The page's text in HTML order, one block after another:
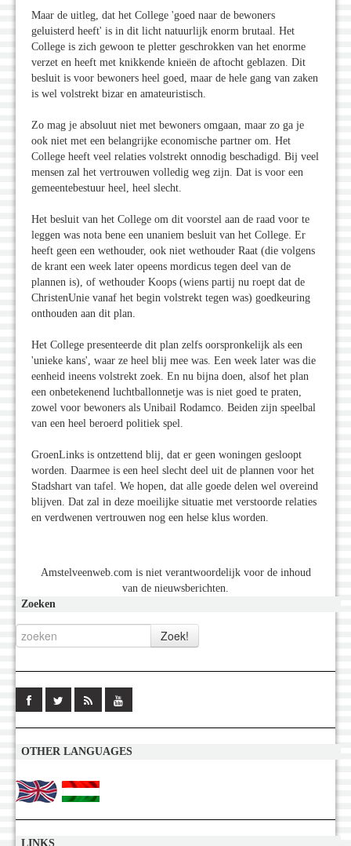
Maar de uitleg, dat het College 'goed naar de bewoners
geluisterd heeft' is in dit licht natuurlijk enorm brutaal. Het
College is zich gewoon te pletter geschrokken van het enorme
verzet en heeft met knikkende knieën de aftocht geblazen. Dit
besluit is voor bewoners heel goed, maar de hele gang van zaken
is wel volstrekt bizar en amateuristisch.
Zo mag je absoluut niet met bewoners omgaan, maar zo ga je
ook niet met een belangrijke economische partner om. Het
College heeft veel relaties volstrekt onnodig beschadigd. Bij veel
mensen zal het vertrouwen volledig weg zijn. Dat is voor een
gemeentebestuur heel, heel slecht.
Het besluit van het College om dit voorstel aan de raad voor te
leggen was nota bene een unaniem besluit van het College. Er
heeft geen een wethouder, ook niet wethouder Raat (die volgens
de krant een week later opeens mordicus tegen deel van de
plannen is), of wethouder Koops (wiens partij nu roept dat de
ChristenUnie vanaf het begin volstrekt tegen was) goedkeuring
onthouden aan dit plan.
Het College presenteerde dit plan zelfs oorspronkelijk als een
'unieke kans', waar ze heel blij mee was. Een week later was die
eenheid ineens volstrekt zoek. En nu bijna doen, alsof het plan
een onbetekenend luchtballonnetje was is niet goed te praten,
zowel voor bewoners als Unibail Rodamco. Beiden zijn speelbal
van een heel beroerd politiek spel.
GroenLinks is ontzettend blij, dat er geen woningen gesloopt
worden. Daarmee is een heel slecht deel uit de plannen voor het
Stadshart van tafel. We hopen, dat alle goede delen wel overeind
blijven. Dat zal in deze moeilijke situatie met verstoorde relaties
en verdwenen vertrouwen nog een helse klus worden.
Amstelveenweb.com is niet verantwoordelijk voor de inhoud
van de nieuwsberichten.
Zoeken
OTHER LANGUAGES
LINKS